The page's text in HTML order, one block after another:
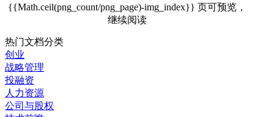
{{Math.ceil(png_count/png_page)-img_index}} 页可预览，
继续阅读
热门文档分类
创业
战略管理
投融资
人力资源
公司与股权